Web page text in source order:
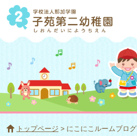
トップページ > にこにこルームブログ